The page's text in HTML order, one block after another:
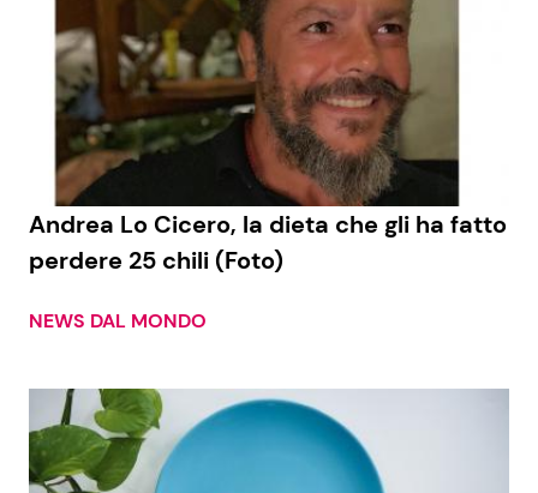
Andrea Lo Cicero, la dieta che gli ha fatto
perdere 25 chili (Foto)
NEWS DAL MONDO